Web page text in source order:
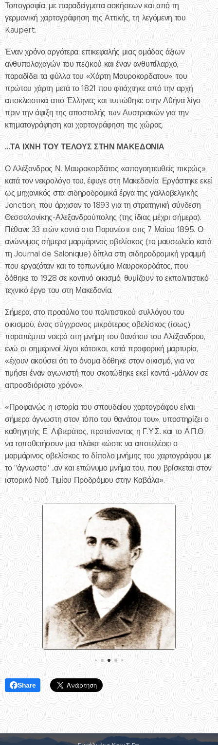
Τοπογραφία, με παραδείγματα ασκήσεων και από τη
γερμανική χαρτογράφηση της Αττικής, τη λεγόμενη του
Kaupert.
Έναν χρόνο αργότερα, επικεφαλής μιας ομάδας άξιων
ανθυπολοχαγών του πεζικού και έναν ανθυπίλαρχο,
παραδίδει τα φύλλα του «Χάρτη Μαυροκορδατου», του
πρώτου χάρτη μετά το 1821 που φτιάχτηκε από την αρχή
αποκλειστικά από Έλληνες και τυπώθηκε στην Αθήνα λίγο
πριν την άφιξη της αποστολής των Αυστριακών για την
κτηματογράφηση και χαρτογράφηση της χώρας.
...ΤΑ ΙΧΝΗ ΤΟΥ ΤΕΛΟΥΣ ΣΤΗΝ ΜΑΚΕΔΟΝΙΑ
Ο Αλέξανδρος Ν. Μαυροκορδάτος «απογοητευθείς πικρώς»,
κατά τον νεκρολόγο του, έφυγε στη Μακεδονία. Εργάστηκε εκεί
ως μηχανικός στα σιδηροδρομικά έργα της γαλλοβελγικής
Jonction, που άρχισαν το 1893 για τη στρατηγική σύνδεση
Θεσσαλονίκης-Αλεξανδρούπολης (της ίδιας μέχρι σήμερα).
Πέθανε 33 ετών κοντά στο Παρανέστι στις 7 Μαΐου 1895. Ο
ανώνυμος σήμερα μαρμάρινος οβελίσκος (το μαυσωλείο κατά
τη Journal de Salonique) δίπλα στη σιδηροδρομική γραμμή
που εργαζόταν και το τοπωνύμιο Μαυροκορδάτος, που
δόθηκε το 1928 σε κοντινό οικισμό, θυμίζουν το εκπολιτιστικό
τεχνικό έργο του στη Μακεδονία.
Σήμερα, στο προαύλιο του πολιτιστικού συλλόγου του
οικισμού, ένας σύγχρονος μικρότερος οβελίσκος (ίσως)
παραπέμπει νοερά στη μνήμη του θανάτου του Αλέξανδρου,
ενώ οι σημερινοί λίγοι κάτοικοι, κατά προφορική μαρτυρία,
«έχουν ακούσει ότι το όνομα δόθηκε στον οικισμό, για να
τιμήσει έναν αγωνιστή που σκοτώθηκε εκεί κοντά -μάλλον σε
απροσδιόριστο χρόνο».
«Προφανώς η ιστορία του σπουδαίου χαρτογράφου είναι
σήμερα άγνωστη στον τόπο του θανάτου του», υποστηρίζει ο
καθηγητής Ε. Λιβιεράτος, προτείνοντας η Γ.Υ.Σ. και το Α.Π.Θ.
να τοποθετήσουν μια πλάκα «ώστε να αποτελέσει ο
μαρμάρινος οβελίσκος το δίπολο μνήμης του χαρτογράφου με
το "άγνωστο" ..αν και επώνυμο μνήμα του, που βρίσκεται στον
ιστορικό Ναό Τιμίου Προδρόμου στην Καβάλα».
Share